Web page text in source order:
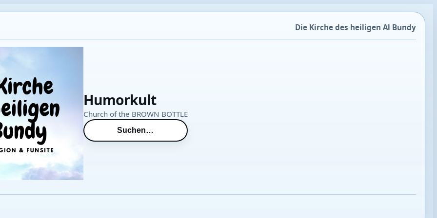
Die Kirche des heiligen Al Bundy
Humorkult
Church of the BROWN BOTTLE
Suchen…